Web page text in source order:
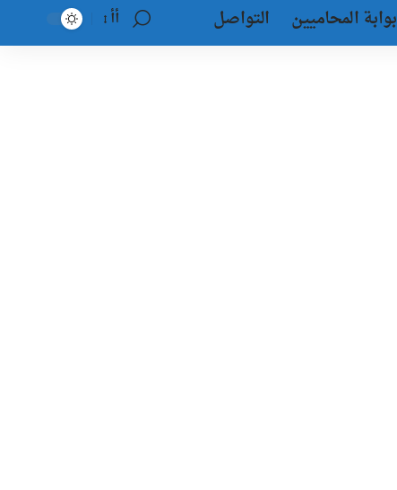
بوابة المحاميين التواصل أأ